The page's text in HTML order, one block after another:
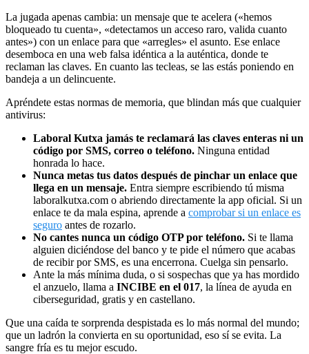
La jugada apenas cambia: un mensaje que te acelera («hemos
bloqueado tu cuenta», «detectamos un acceso raro, valida cuanto
antes») con un enlace para que «arregles» el asunto. Ese enlace
desemboca en una web falsa idéntica a la auténtica, donde te
reclaman las claves. En cuanto las tecleas, se las estás poniendo en
bandeja a un delincuente.
Apréndete estas normas de memoria, que blindan más que cualquier
antivirus:
Laboral Kutxa jamás te reclamará las claves enteras ni un
código por SMS, correo o teléfono. Ninguna entidad
honrada lo hace.
Nunca metas tus datos después de pinchar un enlace que
llega en un mensaje. Entra siempre escribiendo tú misma
laboralkutxa.com o abriendo directamente la app oficial. Si un
enlace te da mala espina, aprende a comprobar si un enlace es
seguro antes de rozarlo.
No cantes nunca un código OTP por teléfono. Si te llama
alguien diciéndose del banco y te pide el número que acabas
de recibir por SMS, es una encerrona. Cuelga sin pensarlo.
Ante la más mínima duda, o si sospechas que ya has mordido
el anzuelo, llama a INCIBE en el 017, la línea de ayuda en
ciberseguridad, gratis y en castellano.
Que una caída te sorprenda despistada es lo más normal del mundo;
que un ladrón la convierta en su oportunidad, eso sí se evita. La
sangre fría es tu mejor escudo.